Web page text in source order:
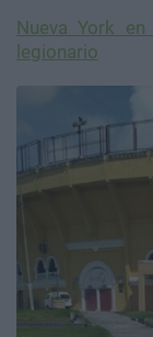
Nueva York
legionario